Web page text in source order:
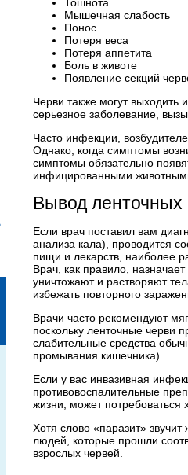
Мышечная слабость
Понос
Потеря веса
Потеря аппетита
Боль в животе
Появление секций
Черви также могут выходить
серьезное заболевание,
Часто инфекции,
Однако, когда симптомы
симптомы обязательно
инфицированными
Вывод ленточных
Если врач поставил вам
анализа кала), проводится
пищи и лекарств, наиболее
Врач, как правило,
уничтожают и растворяют
избежать повторного
Врачи часто рекомендуют
поскольку ленточные черви
слабительные средства
промывания кишечника).
Если у вас инвазивная
противовоспалительные
жизни, может потребоваться
Хотя слово «паразит»
людей, которые прошли
взрослых червей.